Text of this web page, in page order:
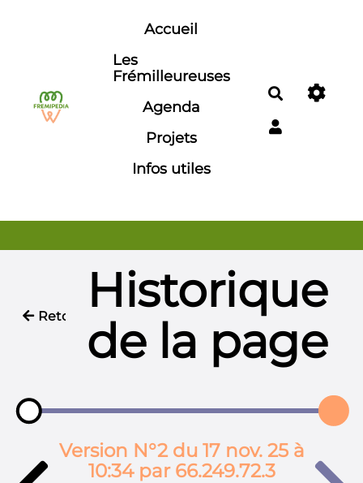
Aller au contenu principal
Accueil
Les
Frémilleureuses
Agenda
Projets
Infos utiles
Rechercher
Retour
Historique
de la page
Version N°2 du 17 nov. 25 à
10:34 par 66.249.72.3